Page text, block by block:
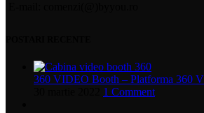
360 VIDEO Booth – Platforma 360
1 Comment